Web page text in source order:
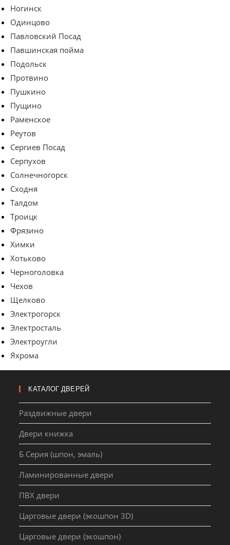
Ногинск
Одинцово
Павловский Посад
Павшинская пойма
Подольск
Протвино
Пушкино
Пущино
Раменское
Реутов
Сергиев Посад
Серпухов
Солнечногорск
Сходня
Талдом
Троицк
Фрязино
Химки
Хотьково
Черноголовка
Чехов
Щелково
Электрогорск
Электросталь
Электроугли
Яхрома
КАТАЛОГ ДВЕРЕЙ
Раздвижные двери
Двери книжка
Б Серия (шпон, эмаль)
Ламинированные двери
ПВХ двери
Царговые двери (экошпон 3D)
Царговые двери (экошпон)